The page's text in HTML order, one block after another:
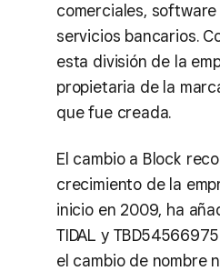
comerciales,
servicios bancarios.
esta división de la
propietaria de la
que fue creada.
El cambio a Block
crecimiento de la
inicio en 2009, ha
TIDAL y
el cambio de nombre